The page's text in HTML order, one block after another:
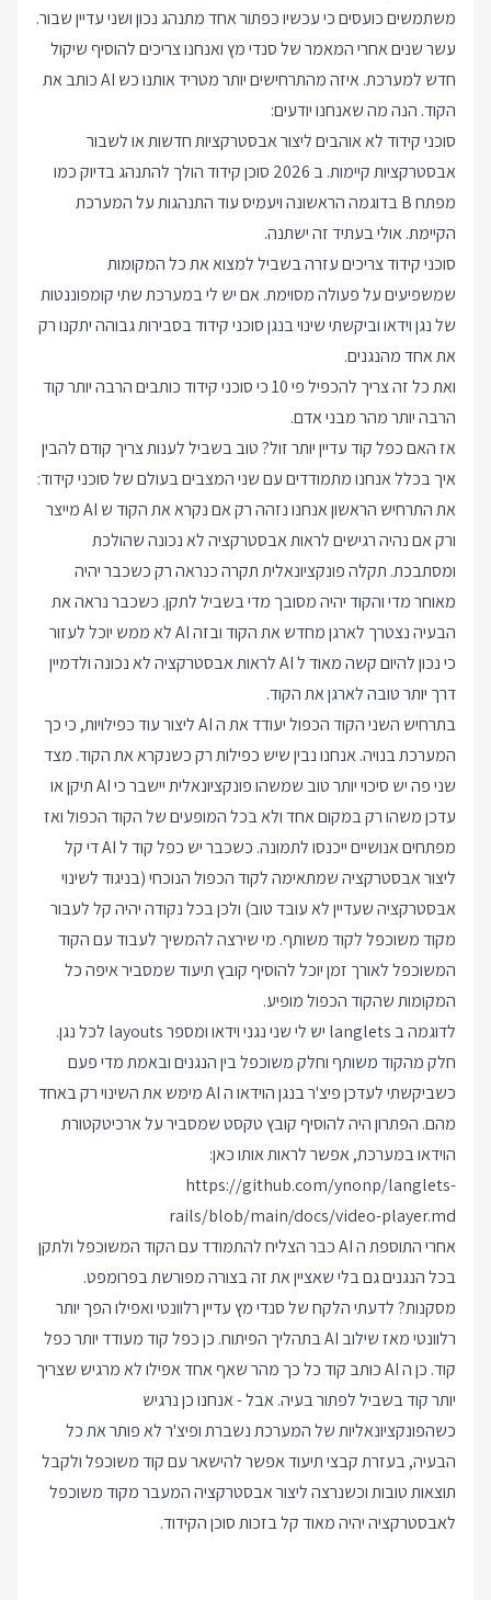
משתמשים כועסים כי עכשיו כפתור אחד מתנהג נכון ושני עדיין שבור.
עשר שנים אחרי המאמר של סנדי מץ ואנחנו צריכים להוסיף שיקול
חדש למערכת. איזה מהתרחישים יותר מטריד אותנו כש AI כותב את
הקוד. הנה מה שאנחנו יודעים:
סוכני קידוד לא אוהבים ליצור אבסטרקציות חדשות או לשבור
אבסטרקציות קיימות. ב 2026 סוכן קידוד הולך להתנהג בדיוק כמו
מפתח B בדוגמה הראשונה ויעמיס עוד התנהגות על המערכת
הקיימת. אולי בעתיד זה ישתנה.
סוכני קידוד צריכים עזרה בשביל למצוא את כל המקומות
שמשפיעים על פעולה מסוימת. אם יש לי במערכת שתי קומפוננטות
של נגן וידאו וביקשתי שינוי בנגן סוכני קידוד בסבירות גבוהה יתקנו רק
את אחד מהנגנים.
ואת כל זה צריך להכפיל פי 10 כי סוכני קידוד כותבים הרבה יותר קוד
הרבה יותר מהר מבני אדם.
אז האם כפל קוד עדיין יותר זול? טוב בשביל לענות צריך קודם להבין
איך בכלל אנחנו מתמודדים עם שני המצבים בעולם של סוכני קידוד:
את התרחיש הראשון אנחנו נזהה רק אם נקרא את הקוד ש AI מייצר
ורק אם נהיה רגישים לראות אבסטרקציה לא נכונה שהולכת
ומסתבכת. תקלה פונקציונאלית תקרה כנראה רק כשכבר יהיה
מאוחר מדי והקוד יהיה מסובך מדי בשביל לתקן. כשכבר נראה את
הבעיה נצטרך לארגן מחדש את הקוד ובזה AI לא ממש יוכל לעזור
כי נכון להיום קשה מאוד ל AI לראות אבסטרקציה לא נכונה ולדמיין
דרך יותר טובה לארגן את הקוד.
בתרחיש השני הקוד הכפול יעודד את ה AI ליצור עוד כפילויות, כי כך
המערכת בנויה. אנחנו נבין שיש כפילות רק כשנקרא את הקוד. מצד
שני פה יש סיכוי יותר טוב שמשהו פונקציונאלית יישבר כי AI תיקן או
עדכן משהו רק במקום אחד ולא בכל המופעים של הקוד הכפול ואז
מפתחים אנושיים ייכנסו לתמונה. כשכבר יש כפל קוד ל AI די קל
ליצור אבסטרקציה שמתאימה לקוד הכפול הנוכחי (בניגוד לשינוי
אבסטרקציה שעדיין לא עובד טוב) ולכן בכל נקודה יהיה קל לעבור
מקוד משוכפל לקוד משותף. מי שירצה להמשיך לעבוד עם הקוד
המשוכפל לאורך זמן יוכל להוסיף קובץ תיעוד שמסביר איפה כל
המקומות שהקוד הכפול מופיע.
לדוגמה ב langlets יש לי שני נגני וידאו ומספר layouts לכל נגן.
חלק מהקוד משותף וחלק משוכפל בין הנגנים ובאמת מדי פעם
כשביקשתי לעדכן פיצ'ר בנגן הוידאו ה AI מימש את השינוי רק באחד
מהם. הפתרון היה להוסיף קובץ טקסט שמסביר על ארכיטקטורת
הוידאו במערכת, אפשר לראות אותו כאן:
https://github.com/ynonp/langlets-
rails/blob/main/docs/video-player.md
אחרי התוספת ה AI כבר הצליח להתמודד עם הקוד המשוכפל ולתקן
בכל הנגנים גם בלי שאציין את זה בצורה מפורשת בפרומפט.
מסקנות? לדעתי הלקח של סנדי מץ עדיין רלוונטי ואפילו הפך יותר
רלוונטי מאז שילוב AI בתהליך הפיתוח. כן כפל קוד מעודד יותר כפל
קוד. כן ה AI כותב קוד כל כך מהר שאף אחד אפילו לא מרגיש שצריך
יותר קוד בשביל לפתור בעיה. אבל - אנחנו כן נרגיש
כשהפונקציונאליות של המערכת נשברת ופיצ'ר לא פותר את כל
הבעיה, בעזרת קבצי תיעוד אפשר להישאר עם קוד משוכפל ולקבל
תוצאות טובות וכשנרצה ליצור אבסטרקציה המעבר מקוד משוכפל
לאבסטרקציה יהיה מאוד קל בזכות סוכן הקידוד.